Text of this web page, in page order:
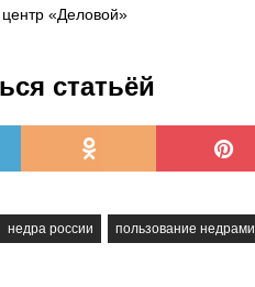
«Деловой»
статьёй
недра россии пользование недрами